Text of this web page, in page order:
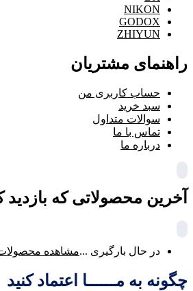
NIKON
GODOX
ZHIYUN
راهنمای مشتریان
حساب کاربری من
سبد خرید
سوالات متداول
تماس با ما
درباره ما
آخرین محصولاتی که بازدید
در حال بارگیری ...مشاهده
چگونه به مــــــا اعتماد کنید